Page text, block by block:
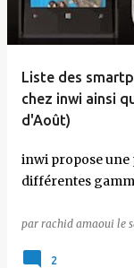
Liste des
chez inwi ainsi
d'Août)
inwi propose une
différentes
par rachid amaoui le
2